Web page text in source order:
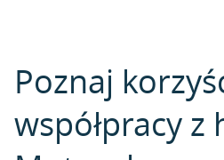
Poznaj
współpracy